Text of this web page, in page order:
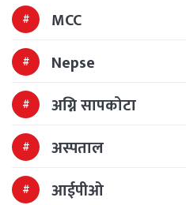
MCC
Nepse
अग्नि सापकोटा
अस्पताल
आईपीओ